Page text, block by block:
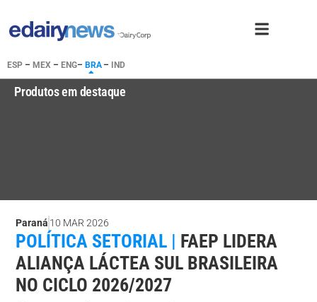
ESP – MEX – ENG– BRA– IND
Produtos em destaque
Paraná 10 MAR 2026
POLÍTICA SETORIAL | FAEP LIDERA
ALIANÇA LÁCTEA SUL BRASILEIRA
NO CICLO 2026/2027